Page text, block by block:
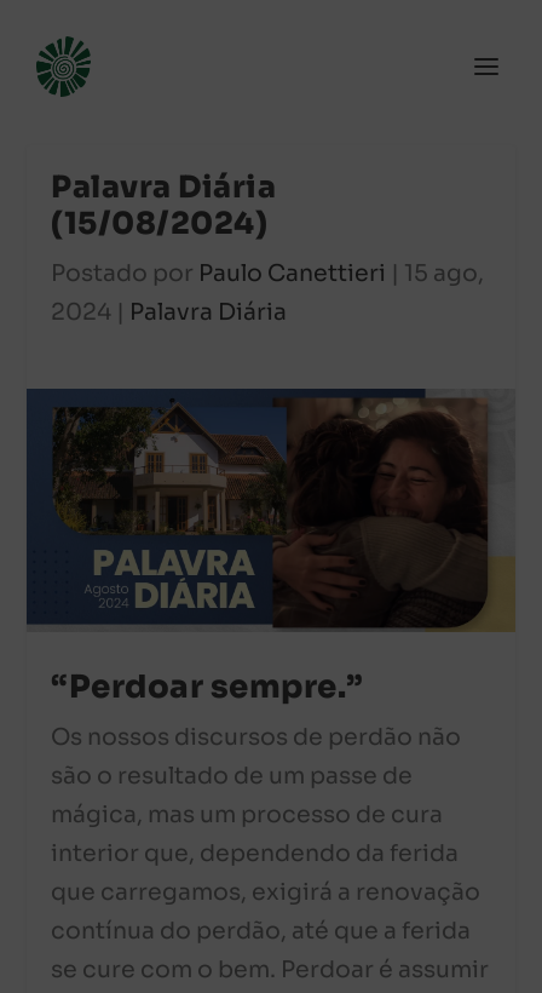
Palavra Diária
(15/08/2024)
Postado por Paulo Canettieri | 15 ago,
2024 | Palavra Diária
“Perdoar sempre.”
Os nossos discursos de perdão não
são o resultado de um passe de
mágica, mas um processo de cura
interior que, dependendo da ferida
que carregamos, exigirá a renovação
contínua do perdão, até que a ferida
se cure com o bem. Perdoar é assumir